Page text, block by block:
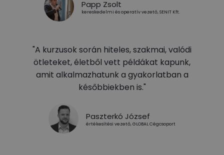
Papp Zsolt
kereskedelmi és operatív vezető, SENIT Kft.
"A kurzusok során hiteles, szakmai, valódi
ötleteket, életből vett példákat kapunk,
amit alkalmazhatunk a gyakorlatban a
későbbiekben is."
Paszterkó József
értékesítési vezető, GLOBAL Cégcsoport